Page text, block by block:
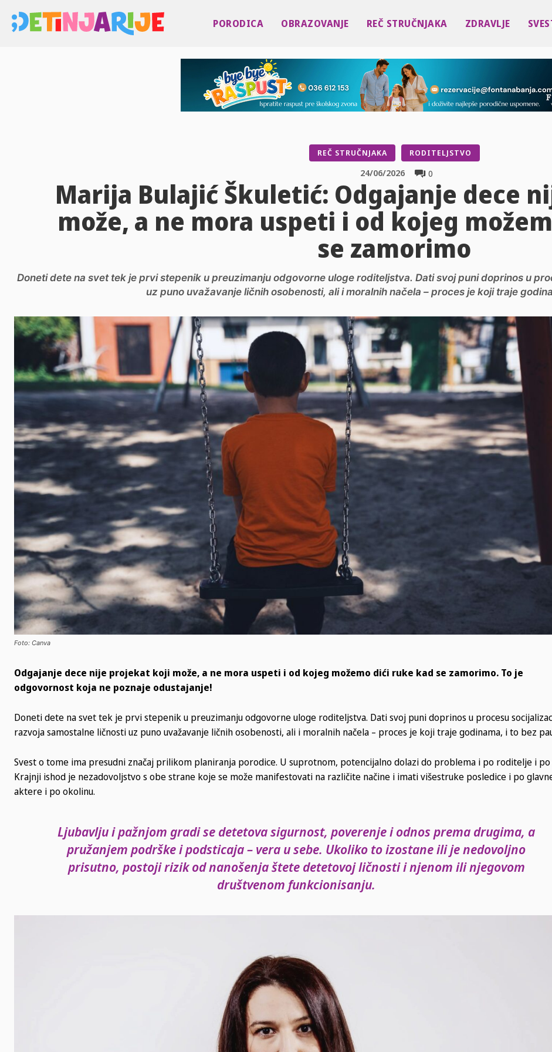
PORODICA OBRAZOVANJE REČ STRUČNJAKA ZDRAVLJE
REČ STRUČNJAKA RODITELJSTVO
0
24/06/2026
Marija Bulajić Škuletić: Odgajanje dece
može, a ne mora uspeti i od kojeg
se zamorimo
Doneti dete na svet tek je prvi stepenik u preuzimanju odgovorne uloge roditeljstva. Dati svoj puni doprinos u
uz puno uvažavanje ličnih osobenosti, ali i moralnih načela – proces je koji traje
Foto: Canva
Odgajanje dece nije projekat koji može, a ne mora uspeti i od kojeg možemo dići ruke kad se zamorimo. To je
odgovornost koja ne poznaje odustajanje!
Doneti dete na svet tek je prvi stepenik u preuzimanju odgovorne uloge roditeljstva. Dati svoj puni doprinos u procesu
razvoja samostalne ličnosti uz puno uvažavanje ličnih osobenosti, ali i moralnih načela – proces je koji traje godinama, i to bez
Svest o tome ima presudni značaj prilikom planiranja porodice. U suprotnom, potencijalno dolazi do problema i po roditelje i po
Krajnji ishod je nezadovoljstvo s obe strane koje se može manifestovati na različite načine i imati višestruke posledice i po
aktere i po okolinu.
Ljubavlju i pažnjom gradi se detetova sigurnost, poverenje i odnos prema drugima, a
pružanjem podrške i podsticaja – vera u sebe. Ukoliko to izostane ili je nedovoljno
prisutno, postoji rizik od nanošenja štete detetovoj ličnosti i njenom ili njegovom
društvenom funkcionisanju.